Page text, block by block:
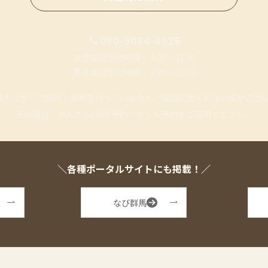
＼各種ポータルサイトにも掲載！／
なび群馬